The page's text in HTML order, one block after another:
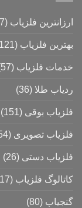
ارزانترین فلزیاب (47)
بهترین فلزیاب (121)
خدمات فلزیاب (57)
ردیاب طلا (36)
فلزیاب بوقی (151)
فلزیاب تصویری (54)
فلزیاب دستی (26)
کاتالوگ فلزیاب (17)
گنجیاب (80)